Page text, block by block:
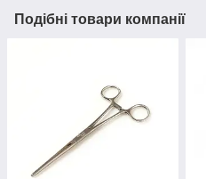
Подібні товари компанії